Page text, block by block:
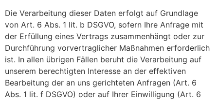
Die Verarbeitung dieser Daten erfolgt auf Grundlage
von Art. 6 Abs. 1 lit. b DSGVO, sofern Ihre Anfrage mit
der Erfüllung eines Vertrags zusammenhängt oder zur
Durchführung vorvertraglicher Maßnahmen erforderlich
ist. In allen übrigen Fällen beruht die Verarbeitung auf
unserem berechtigten Interesse an der effektiven
Bearbeitung der an uns gerichteten Anfragen (Art. 6
Abs. 1 lit. f DSGVO) oder auf Ihrer Einwilligung (Art. 6